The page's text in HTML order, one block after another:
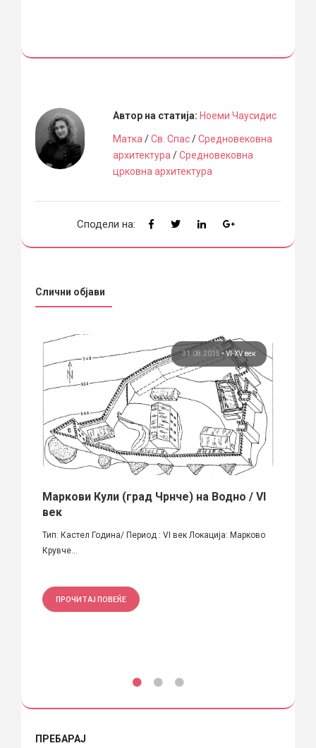
Автор на статија: Ноеми Чаусидис
Матка /Св. Спас/Средновековна
архитектура /Средновековна
црковна архитектура
Сподели на:
Слични објави
31.08.2015•VI-XV век
Маркови Кули (град Чрнче) на Водно / VI
век
Тип: Кастел Година/ Период : VI век Локацијa: Марково
Крувче...
ПРОЧИТАЈ ПОВЕЌЕ
ПРЕБАРАЈ